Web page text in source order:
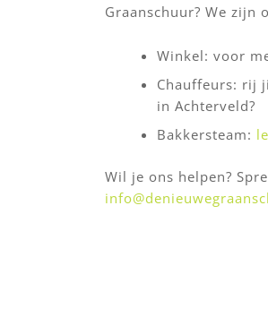
Graanschuur? We
Winkel: voor
Chauffeurs: rij
in Achterveld?
Bakkersteam:
Wil je ons helpen?